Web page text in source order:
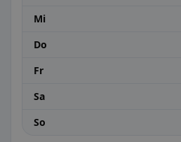
Mi
Do
Fr
Sa
So